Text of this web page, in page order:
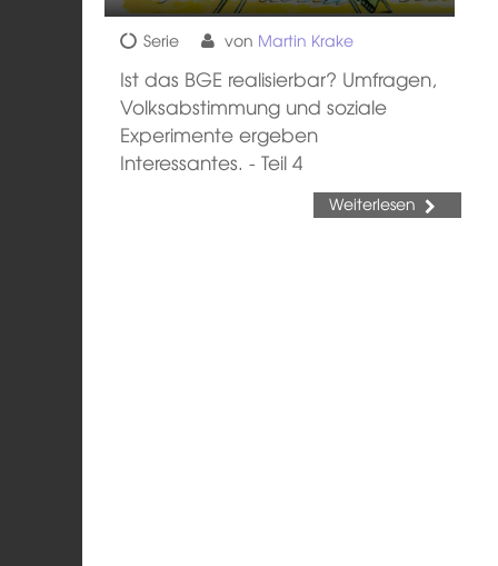
Serie von Martin Krake
Ist das BGE realisierbar? Umfragen,
Volksabstimmung und soziale
Experimente ergeben
Interessantes. - Teil 4
Weiterlesen